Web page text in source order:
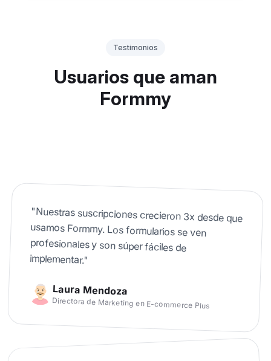
Testimonios
Usuarios que aman
Formmy
"Nuestras suscripciones crecieron 3x desde que
usamos Formmy. Los formularios se ven
profesionales y son súper fáciles de
implementar."
Laura Mendoza
Directora de Marketing en E-commerce Plus